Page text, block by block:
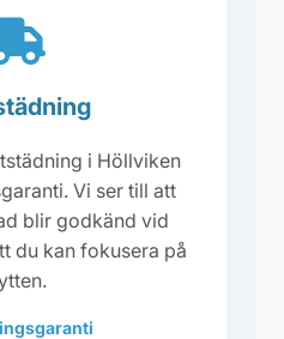
i Höllviken
Vi ser till att
blir godkänd vid
du kan fokusera på